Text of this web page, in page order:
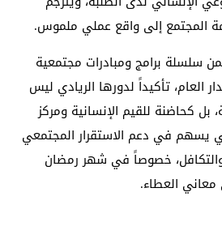
المجتمع إلى واقع عملي ملموس.
سلسلة برامج ومبادرات مجتمعية
العام، تأكيداً لدورها الريادي ليس
كحاضنة للقيم الإنسانية ومركز
يسهم في دعم الاستقرار المجتمعي
والتكافل، خصوصاً في شهر رمضان
العطاء.